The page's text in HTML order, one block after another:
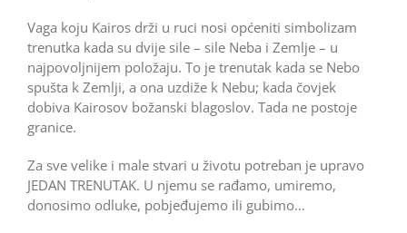
Vaga koju Kairos drži u ruci nosi općeniti simbolizam
trenutka kada su dvije sile – sile Neba i Zemlje – u
najpovoljnijem položaju. To je trenutak kada se Nebo
spušta k Zemlji, a ona uzdiže k Nebu; kada čovjek
dobiva Kairosov božanski blagoslov. Tada ne postoje
granice.
Za sve velike i male stvari u životu potreban je upravo
JEDAN TRENUTAK. U njemu se rađamo, umiremo,
donosimo odluke, pobjeđujemo ili gubimo…